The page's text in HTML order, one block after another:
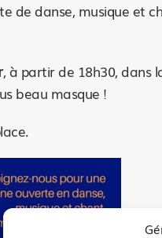
de danse, musique et
, à partir de 18h30, dans
beau masque !